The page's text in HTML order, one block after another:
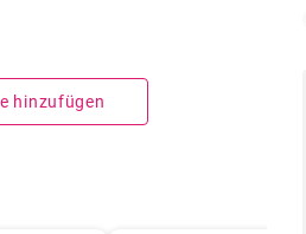
hinzufügen